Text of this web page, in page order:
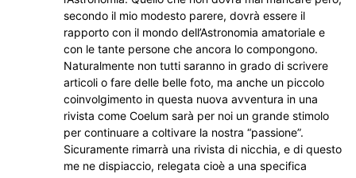
secondo il mio modesto parere, dovrà essere il
rapporto con il mondo dell’Astronomia amatoriale e
con le tante persone che ancora lo compongono.
Naturalmente non tutti saranno in grado di scrivere
articoli o fare delle belle foto, ma anche un piccolo
coinvolgimento in questa nuova avventura in una
rivista come Coelum sarà per noi un grande stimolo
per continuare a coltivare la nostra “passione”.
Sicuramente rimarrà una rivista di nicchia, e di questo
me ne dispiaccio, relegata cioè a una specifica